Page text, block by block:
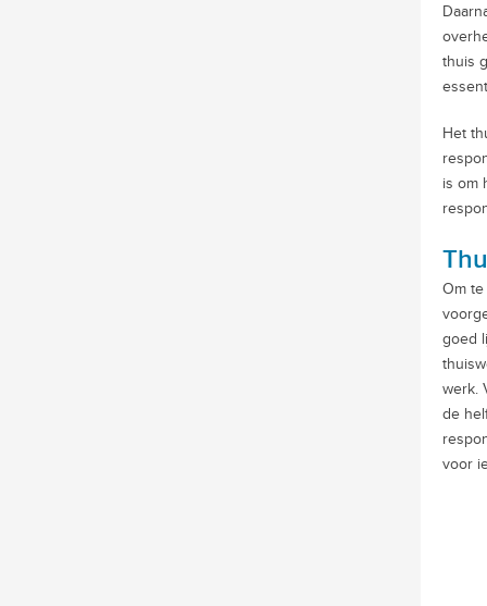
thuis
Het
is om
Om
goed
werk.
de
voor